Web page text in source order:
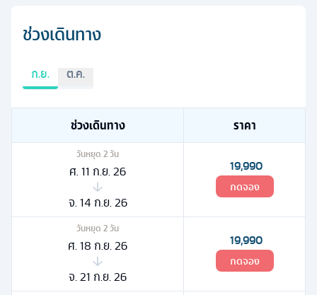
ช่วงเดินทาง
ก.ย. ต.ค.
ช่วงเดินทาง ราคา
วันหยุด 2วัน
ศ. 11 ก.ย. 26
จ. 14 ก.ย. 26
19,990
กดจอง
วันหยุด 2วัน
ศ. 18 ก.ย. 26
จ. 21 ก.ย. 26
19,990
กดจอง